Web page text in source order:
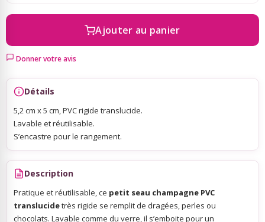
Rubans Tulle Organdi
Ajouter au panier
Donner votre avis
Détails
5,2 cm x 5 cm, PVC rigide translucide.
Lavable et réutilisable.
S’encastre pour le rangement.
Description
Pratique et réutilisable, ce petit seau champagne PVC
translucidetrès rigide se remplit de dragées, perles ou
chocolats. Lavable comme du verre, il s’emboite pour un